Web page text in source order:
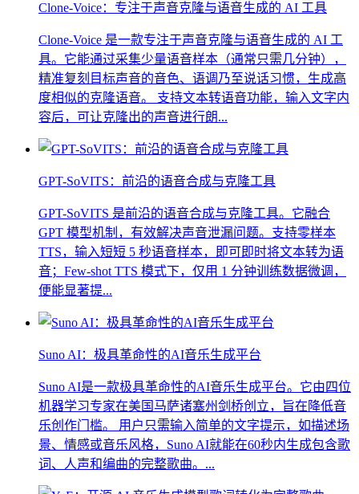
Clone-Voice：专注于声音克隆与语音生成的 AI 工具
Clone-Voice 是一款专注于声音克隆与语音生成的 AI 工
具。它能通过采集少量语音样本（通常只需几分钟），
精准复刻目标声音的音色、语调乃至说话习惯，生成高
度相似的克隆语音。 支持文本转语音功能，输入文字内
容后，可让克隆出的声音进行朗...
GPT-SoVITS：前沿的语音合成与克隆工具
GPT-SoVITS 是前沿的语音合成与克隆工具。它融合
GPT 模型机制，有效解决声音泄漏问题。支持零样本
TTS，输入短短 5 秒语音样本，即可即时将文本转为语
音；Few-shot TTS 模式下，仅用 1 分钟训练数据微调，
便能显著提...
Suno AI：极具革命性的AI音乐生成平台
Suno AI是一款极具革命性的AI音乐生成平台。它由四位
机器学习专家在美国马萨诸塞州剑桥创立，旨在降低音
乐创作门槛。 用户只需输入简单的文字提示，如描述场
景、情感或音乐风格，Suno AI就能在60秒内生成包含歌
词、人声和编曲的完整歌曲。...